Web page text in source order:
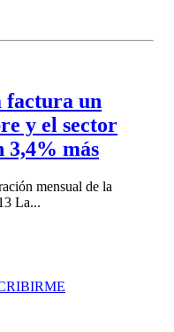
factura un
y el sector
3,4% más
mensual de la
La...